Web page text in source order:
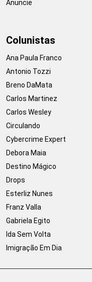
Anuncie
Colunistas
Ana Paula Franco
Antonio Tozzi
Breno DaMata
Carlos Martinez
Carlos Wesley
Circulando
Cybercrime Expert
Debora Maia
Destino Mágico
Drops
Esterliz Nunes
Franz Valla
Gabriela Egito
Ida Sem Volta
Imigração Em Dia